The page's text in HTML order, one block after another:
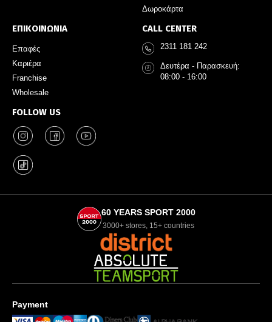
Δωροκάρτα
ΕΠΙΚΟΙΝΩΝΙΑ
Επαφές
Καριέρα
Franchise
Wholesale
FOLLOW US
CALL CENTER
2311 181 242
Δευτέρα - Παρασκευή:
08:00 - 16:00
60 YEARS SPORT 2000
3000+ stores, 15+ countries
Payment